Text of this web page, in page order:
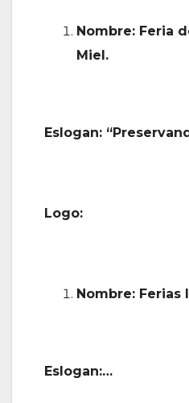
Nombre: Feria
Miel.
Eslogan:
Logo:
Nombre:
Eslogan:…